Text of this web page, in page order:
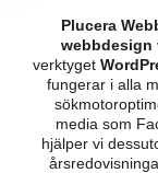
Plucera
webbdesign
verktyget
fungerar i alla
media som
hjälper vi